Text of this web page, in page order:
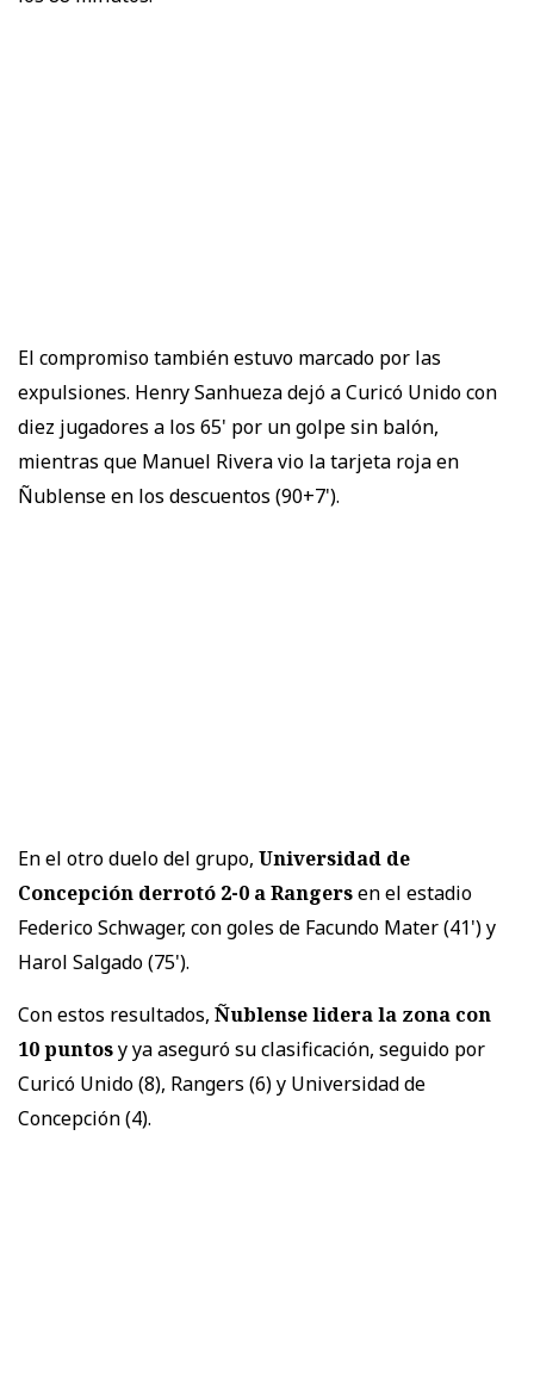
El compromiso también estuvo marcado por las
expulsiones. Henry Sanhueza dejó a Curicó Unido con
diez jugadores a los 65' por un golpe sin balón,
mientras que Manuel Rivera vio la tarjeta roja en
Ñublense en los descuentos (90+7').
En el otro duelo del grupo, Universidad de
Concepción derrotó 2-0 a Rangersen el estadio
Federico Schwager, con goles de Facundo Mater (41') y
Harol Salgado (75').
Con estos resultados, Ñublense lidera la zona con
10 puntosy ya aseguró su clasificación, seguido por
Curicó Unido (8), Rangers (6) y Universidad de
Concepción (4).